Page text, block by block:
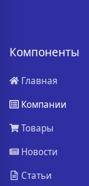
Компоненты
Главная
Компании
Товары
Новости
Статьи